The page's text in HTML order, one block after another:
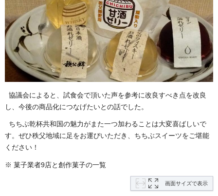
協議会によると、試食会で頂いた声を参考に改良すべき点を改良
し、今後の商品化につなげたいとの話でした。
ちちぶ乾杯共和国の魅力がまた一つ加わることは大変喜ばしいで
す。ぜひ秩父地域に足をお運びいただき、ちちぶスイーツをご堪能
ください！
※ 菓子業者9店と創作菓子の一覧
画面サイズで表示